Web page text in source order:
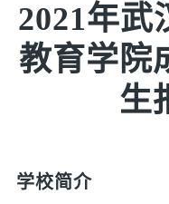
2021年武
教育学院
生
学校简介